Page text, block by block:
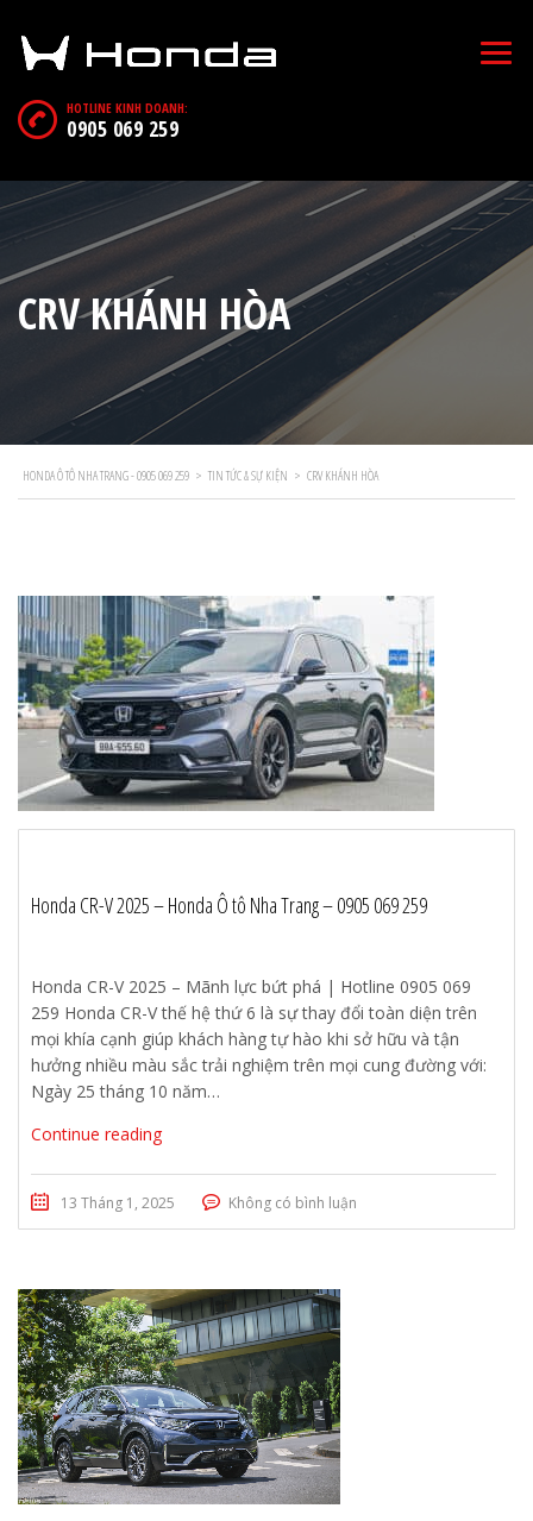
HOTLINE KINH DOANH:
0905 069 259
CRV KHÁNH HÒA
HONDA Ô TÔ NHA TRANG - 0905 069 259 > TIN TỨC & SỰ KIỆN > CRV KHÁNH HÒA
Honda CR-V 2025 – Honda Ô tô Nha Trang – 0905 069 259
Honda CR-V 2025 – Mãnh lực bứt phá | Hotline 0905 069
259 Honda CR-V thế hệ thứ 6 là sự thay đổi toàn diện trên
mọi khía cạnh giúp khách hàng tự hào khi sở hữu và tận
hưởng nhiều màu sắc trải nghiệm trên mọi cung đường với:
Ngày 25 tháng 10 năm…
Continue reading
13 Tháng 1, 2025 Không có bình luận